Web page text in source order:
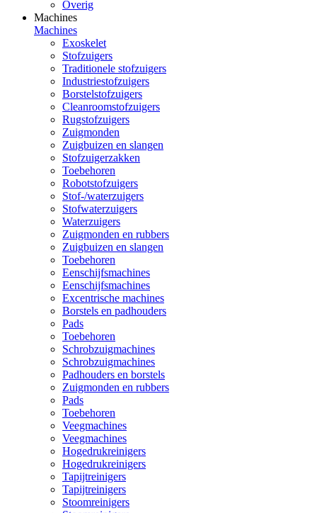
Overig
Machines
Machines
Exoskelet
Stofzuigers
Traditionele stofzuigers
Industriestofzuigers
Borstelstofzuigers
Cleanroomstofzuigers
Rugstofzuigers
Zuigmonden
Zuigbuizen en slangen
Stofzuigerzakken
Toebehoren
Robotstofzuigers
Stof-/waterzuigers
Stofwaterzuigers
Waterzuigers
Zuigmonden en rubbers
Zuigbuizen en slangen
Toebehoren
Eenschijfsmachines
Eenschijfsmachines
Excentrische machines
Borstels en padhouders
Pads
Toebehoren
Schrobzuigmachines
Schrobzuigmachines
Padhouders en borstels
Zuigmonden en rubbers
Pads
Toebehoren
Veegmachines
Veegmachines
Hogedrukreinigers
Hogedrukreinigers
Tapijtreinigers
Tapijtreinigers
Stoomreinigers